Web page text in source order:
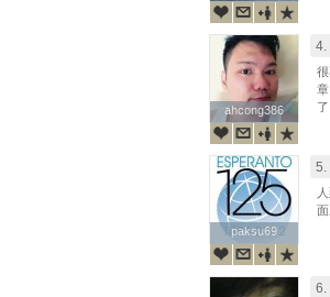
ahcong386
ahcong386
4.
了
paksu69
paksu69
5.
6.